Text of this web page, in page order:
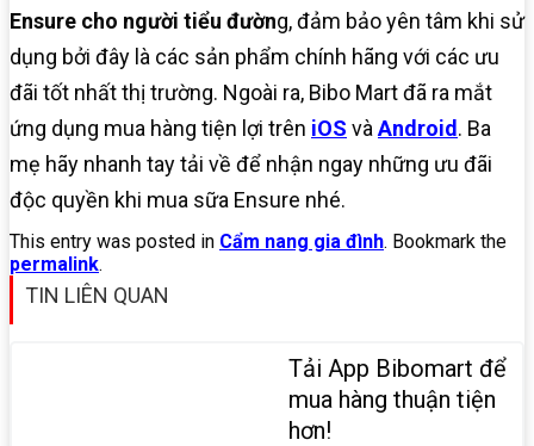
Ensure cho người tiểu đường, đảm bảo yên tâm khi sử
dụng bởi đây là các sản phẩm chính hãng với các ưu
đãi tốt nhất thị trường. Ngoài ra, Bibo Mart đã ra mắt
ứng dụng mua hàng tiện lợi trên iOS vàAndroid. Ba
mẹ hãy nhanh tay tải về để nhận ngay những ưu đãi
độc quyền khi mua sữa Ensure nhé.
This entry was posted in Cẩm nang gia đình. Bookmark the
permalink.
TIN LIÊN QUAN
Tải App Bibomart để
mua hàng thuận tiện
hơn!